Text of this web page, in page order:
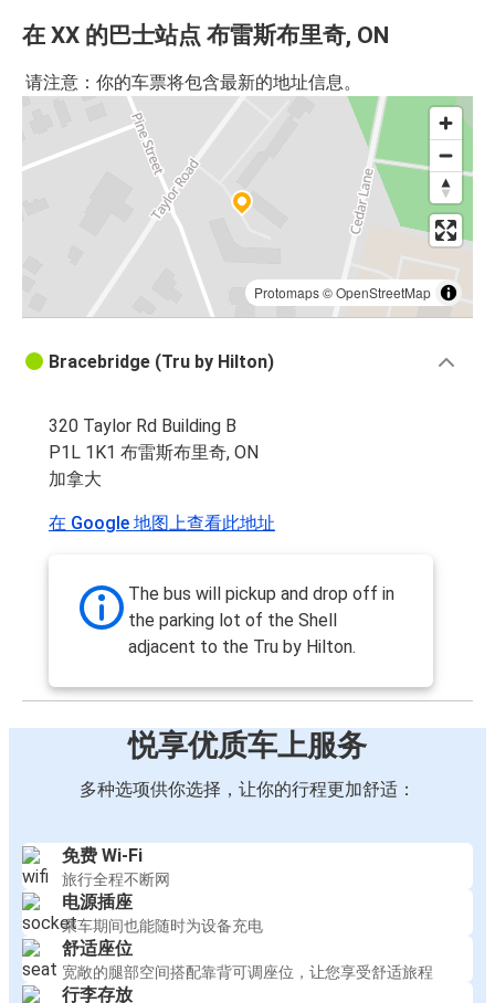
在 XX 的巴士站点 布雷斯布里奇, ON
请注意：你的车票将包含最新的地址信息。
Protomaps©OpenStreetMap
Bracebridge (Tru by Hilton)
320 Taylor Rd Building B
P1L 1K1 布雷斯布里奇, ON
加拿大
在 Google 地图上查看此地址
The bus will pickup and drop off in
the parking lot of the Shell
adjacent to the Tru by Hilton.
悦享优质车上服务
多种选项供你选择，让你的行程更加舒适：
免费 Wi-Fi
旅行全程不断网
电源插座
乘车期间也能随时为设备充电
舒适座位
宽敞的腿部空间搭配靠背可调座位，让您享受舒适旅程
行李存放